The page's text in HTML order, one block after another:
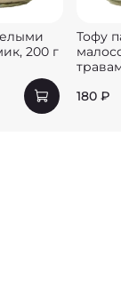
200 г
Тофу
180 ₽